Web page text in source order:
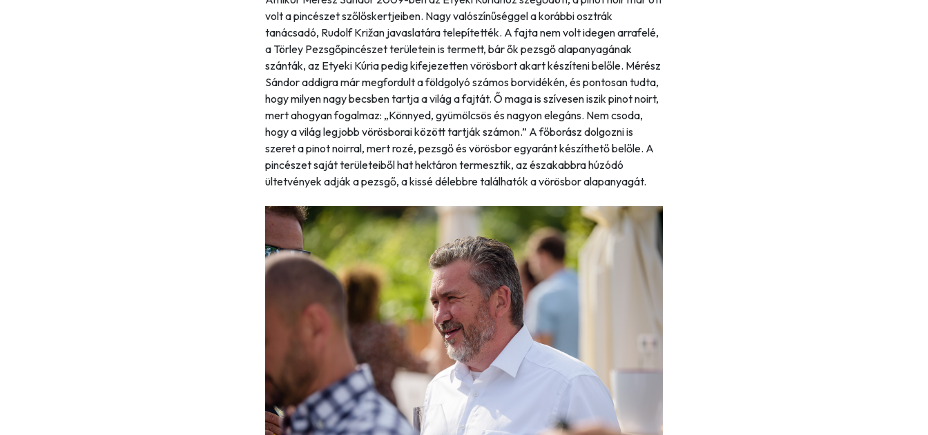
volt a pincészet szőlőskertjeiben. Nagy valószínűséggel a korábbi osztrák
tanácsadó, Rudolf Križan javaslatára telepítették. A fajta nem volt idegen arrafelé,
a Törley Pezsgőpincészet területein is termett, bár ők pezsgő alapanyagának
szánták, az Etyeki Kúria pedig kifejezetten vörösbort akart készíteni belőle. Mérész
Sándor addigra már megfordult a földgolyó számos borvidékén, és pontosan tudta,
hogy milyen nagy becsben tartja a világ a fajtát. Ő maga is szívesen iszik pinot noirt,
mert ahogyan fogalmaz: „Könnyed, gyümölcsös és nagyon elegáns. Nem csoda,
hogy a világ legjobb vörösborai között tartják számon.” A főborász dolgozni is
szeret a pinot noirral, mert rozé, pezsgő és vörösbor egyaránt készíthető belőle. A
pincészet saját területeiből hat hektáron termesztik, az északabbra húzódó
ültetvények adják a pezsgő, a kissé délebbre találhatók a vörösbor alapanyagát.